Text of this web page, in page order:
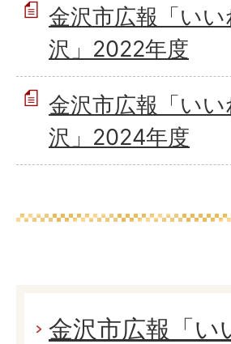
金沢市広報「いい
沢」2022年度
金沢市広報「いい
沢」2024年度
金沢市広報「い